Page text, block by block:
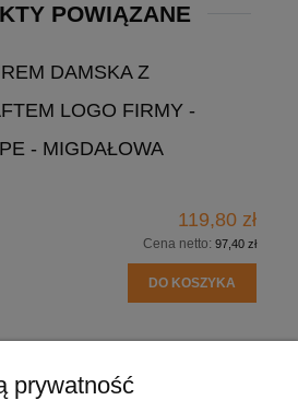
POWIĄZANE
DAMSKA Z
LOGO FIRMY -
- MIGDAŁOWA
119,80 zł
Cena netto: 97,40 zł
DO KOSZYKA
prywatność